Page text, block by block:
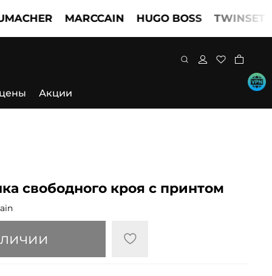
MARCCAIN HUGO BOSS TWINSET
Акции
свободного кроя с принтом